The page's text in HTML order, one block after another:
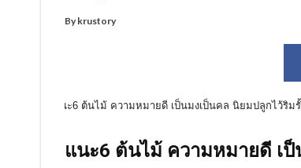
By krustory
แนะ6 ต้นไม้ ความหมายดี เ